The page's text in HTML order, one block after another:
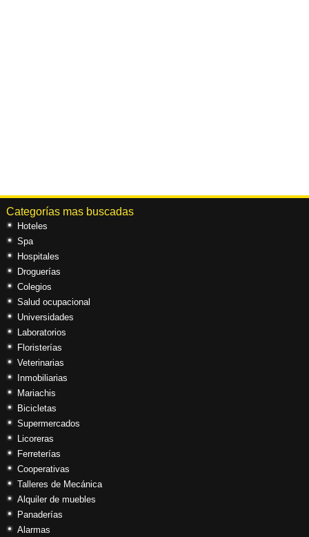
Categorías mas buscadas
Hoteles
Spa
Hospitales
Droguerías
Colegios
Salud ocupacional
Universidades
Laboratorios
Floristerías
Veterinarias
Inmobiliarias
Mariachis
Bicicletas
Supermercados
Licoreras
Ferreterías
Cooperativas
Talleres de Mecánica
Alquiler de muebles
Panaderías
Alarmas